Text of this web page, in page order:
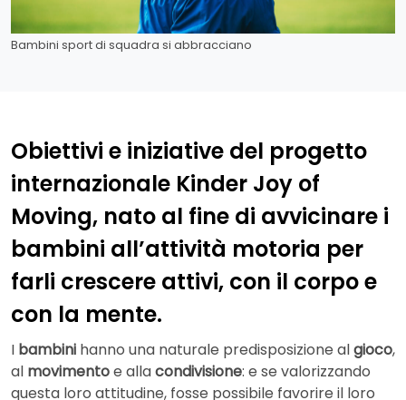
Bambini sport di squadra si abbracciano
Obiettivi e iniziative del progetto
internazionale Kinder Joy of
Moving, nato al fine di avvicinare i
bambini all’attività motoria per
farli crescere attivi, con il corpo e
con la mente.
I bambini hanno una naturale predisposizione algioco,
al movimentoe allacondivisione: e se valorizzando
questa loro attitudine, fosse possibile favorire il loro